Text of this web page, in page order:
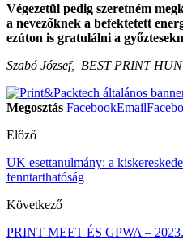
Végezetül pedig szeretném
a nevezőknek a befektetett
ezúton is gratulálni a
Szabó József, BEST PRINT
Megosztás FacebookEmail
Előző
UK esettanulmány: a
fenntarthatóság
Következő
PRINT MEET ÉS GPWA –